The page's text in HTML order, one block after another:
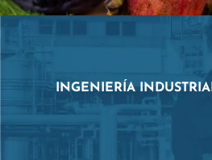
INGENIERÍA